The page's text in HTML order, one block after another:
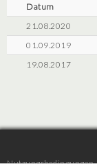
Datum
21.08.2020
01.09.2019
19.08.2017